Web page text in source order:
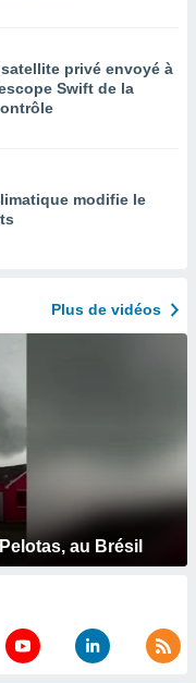
privé envoyé à
Swift de la
modifie le
Plus de vidéos
au Brésil